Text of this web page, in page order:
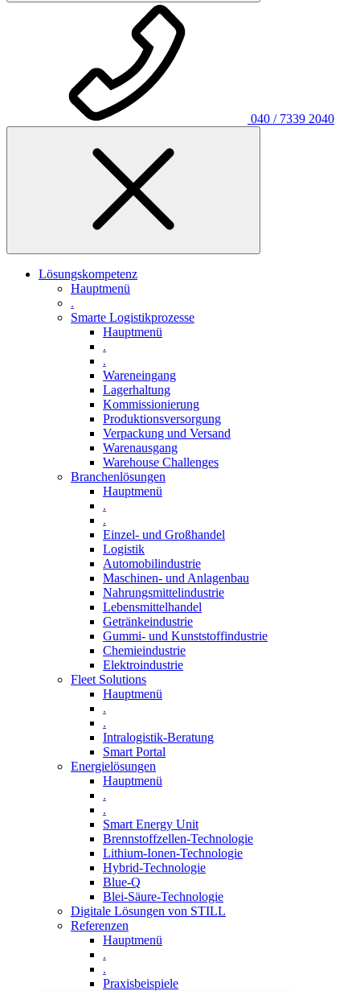
040 / 7339 2040
Lösungskompetenz
Hauptmenü
.
Smarte Logistikprozesse
Hauptmenü
.
.
Wareneingang
Lagerhaltung
Kommissionierung
Produktionsversorgung
Verpackung und Versand
Warenausgang
Warehouse Challenges
Branchenlösungen
Hauptmenü
.
.
Einzel- und Großhandel
Logistik
Automobilindustrie
Maschinen- und Anlagenbau
Nahrungsmittelindustrie
Lebensmittelhandel
Getränkeindustrie
Gummi­- und Kunststoffindustrie
Chemieindustrie
Elektroindustrie
Fleet Solutions
Hauptmenü
.
.
Intralogistik-Beratung
Smart Portal
Energielösungen
Hauptmenü
.
.
Smart Energy Unit
Brennstoffzellen-Technologie
Lithium-Ionen-Technologie
Hybrid-Technologie
Blue-Q
Blei-Säure-Technologie
Digitale Lösungen von STILL
Referenzen
Hauptmenü
.
.
Praxisbeispiele